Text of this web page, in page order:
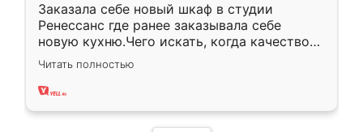
Заказала себе новый шкаф в студии
Ренессанс где ранее заказывала себе
новую кухню.Чего искать, когда качеством
вполне довольна. Служит кухня уже почти
два года, нареканий нет.
Читать полностью